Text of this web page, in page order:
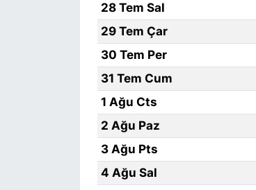
28 Tem Sal
29 Tem Çar
30 Tem Per
31 Tem Cum
1 Ağu Cts
2 Ağu Paz
3 Ağu Pts
4 Ağu Sal